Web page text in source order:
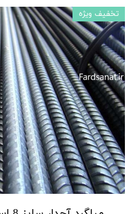
تخفیف ویژه